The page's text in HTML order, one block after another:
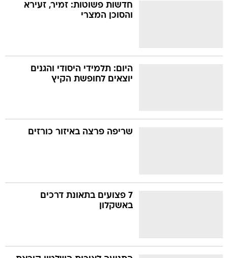
חדשות פשוטות: זמיר, זעירא
והסוכן המצרי
היום: תלמידי היסודי והגנים
יוצאים לחופשת הקיץ
שריפה פרצה באיזור כורזים
7 פצועים בתאונת דרכים
באשקלון